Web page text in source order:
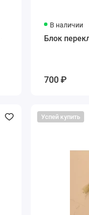
В наличии
Блок
700 ₽
Успей купить